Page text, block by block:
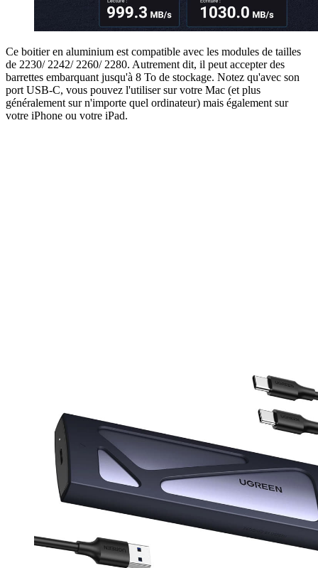
Ce boitier en aluminium est compatible avec les modules de tailles
de 2230/ 2242/ 2260/ 2280. Autrement dit, il peut accepter des
barrettes embarquant jusqu'à 8 To de stockage. Notez qu'avec son
port USB-C, vous pouvez l'utiliser sur votre Mac (et plus
généralement sur n'importe quel ordinateur) mais également sur
votre iPhone ou votre iPad.